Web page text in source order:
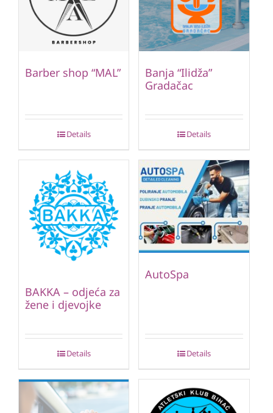
Barber shop “MAL”
Details
Banja “Ilidža”
Gradačac
Details
BAKKA – odjeća za
žene i djevojke
Details
AutoSpa
Details